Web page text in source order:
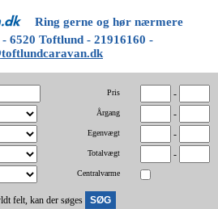
Ring gerne og hør nærmere
6520 Toftlund - 21916160 -
Pris -
Årgang -
Egenvægt -
Totalvægt -
Centralvarme
felt, kan der søges